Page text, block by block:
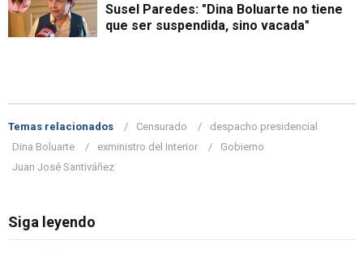
Susel Paredes: "Dina Boluarte no tiene
que ser suspendida, sino vacada"
Temas relacionados Censurado
despacho presidencial
Dina Boluarte
exministro del Interior
Gobierno
Juan José Santiváñez
Siga leyendo